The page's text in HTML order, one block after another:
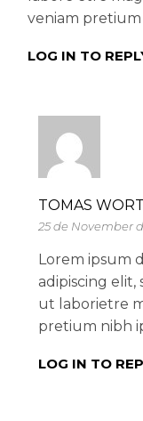
veniam
LOG IN TO
TOMAS
25 de November
Lorem ipsum
adipiscing
ut laborietre
pretium nibh
LOG IN TO